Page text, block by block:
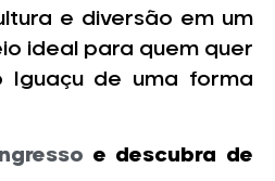
e diversão em um
ideal para quem quer
Iguaçu de uma forma
e descubra de